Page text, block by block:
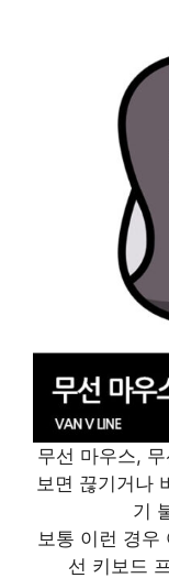
무선 마우스,
보면 끊기거나
기
보통 이런 경우
선 키보드